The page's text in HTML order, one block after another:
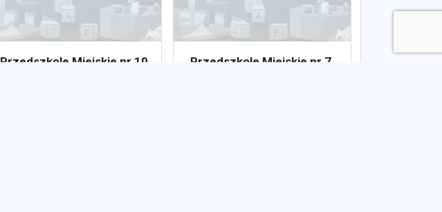
Przedszkole Miejskie nr 10
Przedszkole Miejskie nr 7